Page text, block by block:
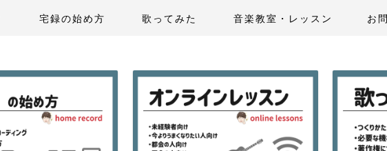
宅録の始め方 歌ってみた 音楽教室・レッスン お